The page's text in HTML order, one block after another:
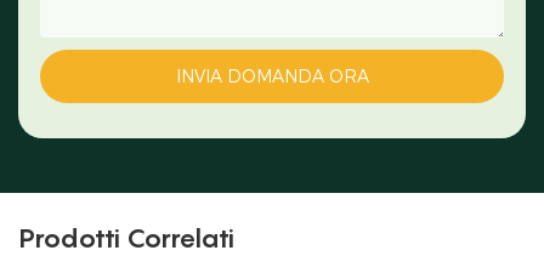
INVIA DOMANDA ORA
Prodotti Correlati